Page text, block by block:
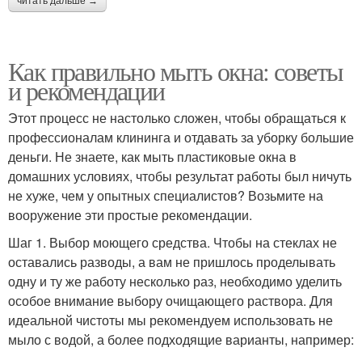
Как правильно мыть окна: советы
и рекомендации
Этот процесс не настолько сложен, чтобы обращаться к
профессионалам клининга и отдавать за уборку большие
деньги. Не знаете, как мыть пластиковые окна в
домашних условиях, чтобы результат работы был ничуть
не хуже, чем у опытных специалистов? Возьмите на
вооружение эти простые рекомендации.
Шаг 1. Выбор моющего средства. Чтобы на стеклах не
оставались разводы, а вам не пришлось проделывать
одну и ту же работу несколько раз, необходимо уделить
особое внимание выбору очищающего раствора. Для
идеальной чистоты мы рекомендуем использовать не
мыло с водой, а более подходящие варианты, например: